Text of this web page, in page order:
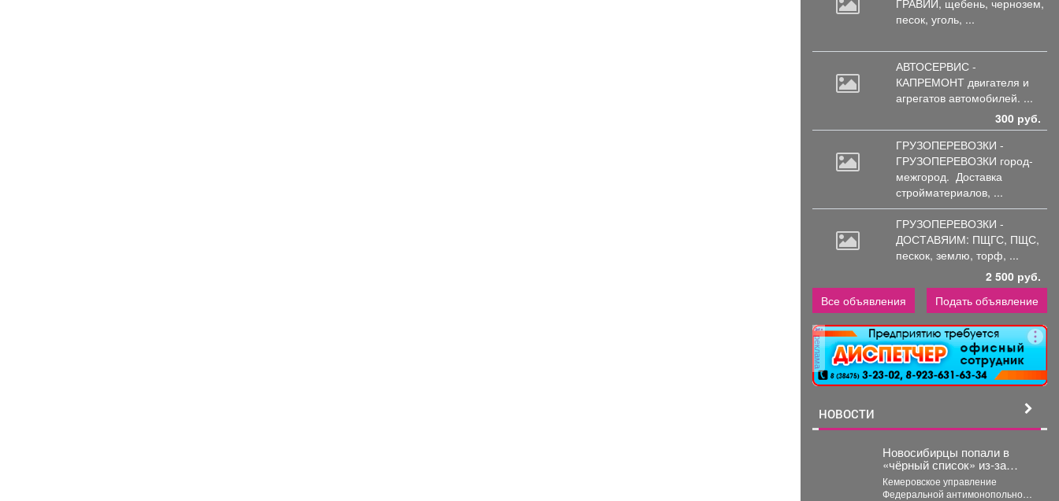
ГРАВИЙ, щебень, чернозем,
песок, уголь, ...
АВТОСЕРВИС -
КАПРЕМОНТ двигателя и
агрегатов автомобилей. ...
300 руб.
ГРУЗОПЕРЕВОЗКИ -
ГРУЗОПЕРЕВОЗКИ город-
межгород. Доставка
стройматериалов, ...
ГРУЗОПЕРЕВОЗКИ -
ДОСТАВЯИМ: ПЩГС, ПЩС,
пескок, землю, торф, ...
2 500 руб.
Все объявления
Подать объявление
реклама
НОВОСТИ
Новосибирцы попали в
«чёрный список» из‑за
срыва ремонта дорог
Прокопьевска
Кемеровское управление
Федеральной антимонопольной